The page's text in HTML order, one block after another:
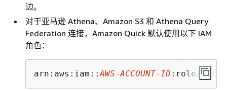
边。
对于亚马逊 Athena、Amazon S3 和 Athena Query
Federation 连接，Amazon Quick 默认使用以下 IAM
角色：
arn:aws:iam::AWS-ACCOUNT-ID :role/